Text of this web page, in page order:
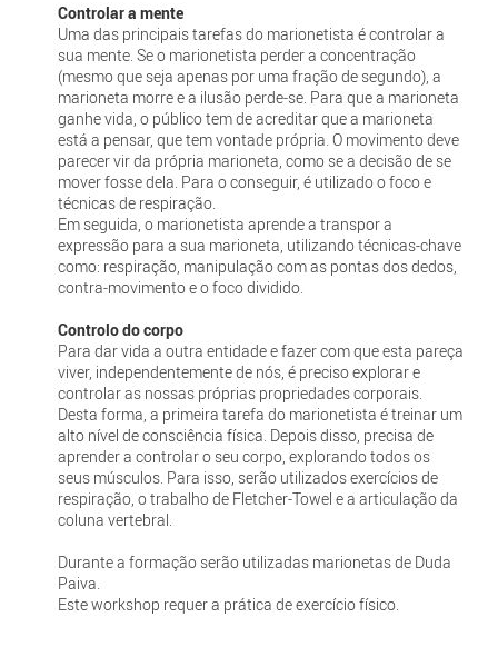
Controlar a mente
Uma das principais tarefas do marionetista é controlar a
sua mente. Se o marionetista perder a concentração
(mesmo que seja apenas por uma fração de segundo), a
marioneta morre e a ilusão perde-se. Para que a marioneta
ganhe vida, o público tem de acreditar que a marioneta
está a pensar, que tem vontade própria. O movimento deve
parecer vir da própria marioneta, como se a decisão de se
mover fosse dela. Para o conseguir, é utilizado o foco e
técnicas de respiração.
Em seguida, o marionetista aprende a transpor a
expressão para a sua marioneta, utilizando técnicas-chave
como: respiração, manipulação com as pontas dos dedos,
contra-movimento e o foco dividido.
Controlo do corpo
Para dar vida a outra entidade e fazer com que esta pareça
viver, independentemente de nós, é preciso explorar e
controlar as nossas próprias propriedades corporais.
Desta forma, a primeira tarefa do marionetista é treinar um
alto nível de consciência física. Depois disso, precisa de
aprender a controlar o seu corpo, explorando todos os
seus músculos. Para isso, serão utilizados exercícios de
respiração, o trabalho de Fletcher-Towel e a articulação da
coluna vertebral.
Durante a formação serão utilizadas marionetas de Duda
Paiva.
Este workshop requer a prática de exercício físico.